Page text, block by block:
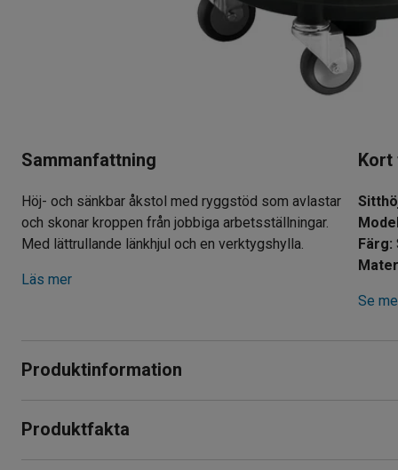
Sammanfattning
Höj- och sänkbar åkstol med ryggstöd som avlastar
och skonar kroppen från jobbiga arbetsställningar.
Med lättrullande länkhjul och en verktygshylla.
Läs mer
Kort
Modell
Färg:
Se
Produktinformation
förskolor samt inom vården. Tack vare den höj- och
Produktfakta